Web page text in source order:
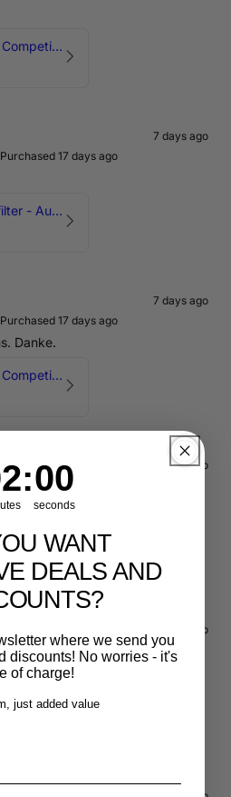
2 Liter - 5W-40 Competition 300V Motul Motoröl
7 days ago
Purchased 17 days ago
MANN Motorölfilter - Audi RS3 TTRS RSQ3 VZ5 - DAZ DNW
7 days ago
Purchased 17 days ago
Danke.
2 Liter - 5W-40 Competition 300V Motul Motoröl
8 days ago
4 months ago
tolle Crew.
3,5" 90mm Abgasanlage AUDI RSQ3 DNWA 2.5 TFSI
9 days ago
•Purchased 15 days ago
Luftführung/Luftleitblech 5" 125mm offene Ansaugung HPerformance
Countdown ends in:
: : 58
58
seconds
WANT
DEALS AND
where we send you
discounts! No worries - it's
of charge!
just added value